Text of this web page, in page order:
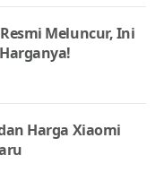
Meluncur, Ini
Harga Xiaomi